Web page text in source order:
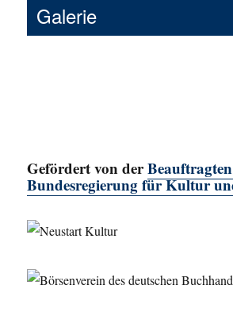
Galerie
Gefördert von der
Bundesregierung für Kultur